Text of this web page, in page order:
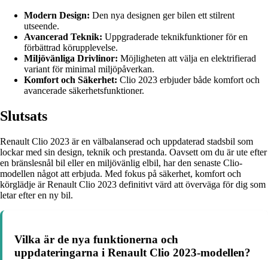
Modern Design: Den nya designen ger bilen ett stilrent
utseende.
Avancerad Teknik: Uppgraderade teknikfunktioner för en
förbättrad körupplevelse.
Miljövänliga Drivlinor: Möjligheten att välja en elektrifierad
variant för minimal miljöpåverkan.
Komfort och Säkerhet: Clio 2023 erbjuder både komfort och
avancerade säkerhetsfunktioner.
Slutsats
Renault Clio 2023 är en välbalanserad och uppdaterad stadsbil som
lockar med sin design, teknik och prestanda. Oavsett om du är ute efter
en bränslesnål bil eller en miljövänlig elbil, har den senaste Clio-
modellen något att erbjuda. Med fokus på säkerhet, komfort och
körglädje är Renault Clio 2023 definitivt värd att överväga för dig som
letar efter en ny bil.
Vilka är de nya funktionerna och
uppdateringarna i Renault Clio 2023-modellen?